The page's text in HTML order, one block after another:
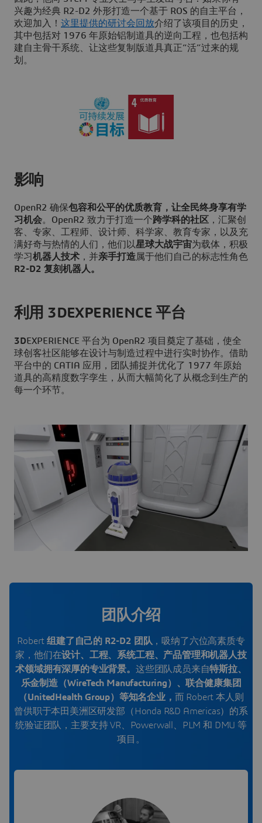
兴趣为经典 R2-D2 外形打造一个基于 ROS 的自主平台，
欢迎加入！ 这里提供的研讨会回放介绍了该项目的历史，
其中包括对 1976 年原始铝制道具的逆向工程，也包括构
建自主骨干系统、让这些复制版道具真正“活”过来的规
划。
影响
OpenR2 确保包容和公平的优质教育，让全民终身享有学
习机会。OpenR2 致力于打造一个跨学科的社区 ，汇聚创
客、专家、工程师、设计师、科学家、教育专家，以及充
满好奇与热情的人们，他们以星球大战宇宙为载体，积极
学习 机器人技术 ，并亲手打造属于他们自己的标志性角色
R2-D2 复刻机器人。
利用 3DEXPERIENCE 平台
3DEXPERIENCE 平台为 OpenR2 项目奠定了基础，使全
球创客社区能够在设计与制造过程中进行实时协作。借助
平台中的 CATIA 应用，团队捕捉并优化了 1977 年原始
道具的高精度数字孪生，从而大幅简化了从概念到生产的
每一个环节。
团队介绍
Robert组建了自己的 R2-D2 团队 ，吸纳了六位高素质专
家，他们在设计、工程、系统工程、产品管理和机器人技
术领域拥有深厚的专业背景。 这些团队成员来自特斯拉、
乐金制造（WireTech Manufacturing）、联合健康集团
（UnitedHealth Group）等知名企业， 而 Robert 本人则
曾供职于本田美洲区研发部（Honda R&D Americas）的系
统验证团队，主要支持 VR、Powerwall、PLM 和 DMU 等
项目。